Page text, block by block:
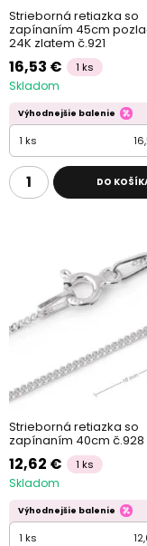
Strieborná retiazka so
zapínaním 45cm
24K zlatem č.921
16,53 € 1 ks
Skladom
Výhodnejšie balenie
1 ks
DO
Strieborná retiazka so
zapínaním 40cm č.928
12,62 € 1 ks
Skladom
Výhodnejšie balenie
1 ks